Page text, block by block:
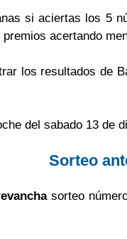
si aciertas los 5
acertando
los resultados de
del sabado 13 de
Sorteo
sorteo